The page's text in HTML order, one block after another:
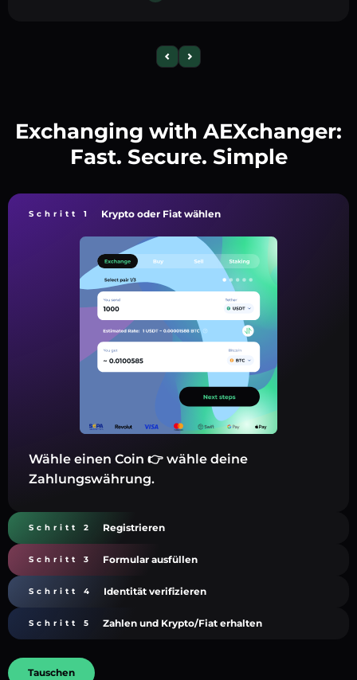
Exchanging with AEXchanger:
Fast. Secure. Simple
Schritt 1 Krypto oder Fiat wählen
Wähle einen Coin 👉 wähle deine
Zahlungswährung.
Schritt 2 Registrieren
Schritt 3 Formular ausfüllen
Schritt 4 Identität verifizieren
Schritt 5 Zahlen und Krypto/Fiat erhalten
Tauschen